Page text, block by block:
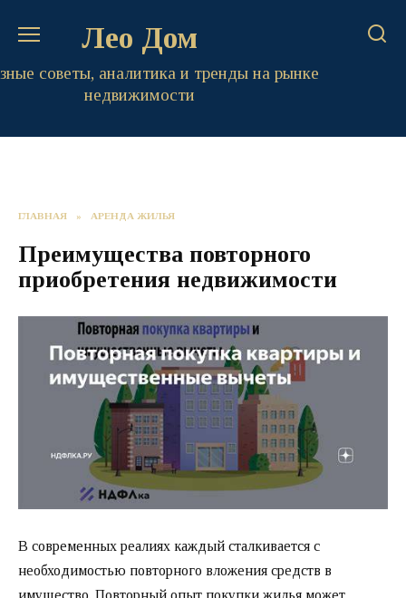
Лео Дом
советы, аналитика и тренды на рынке
недвижимости
ГЛАВНАЯ » АРЕНДА ЖИЛЬЯ
Преимущества повторного
приобретения недвижимости
В современных реалиях каждый сталкивается с
необходимостью повторного вложения средств в